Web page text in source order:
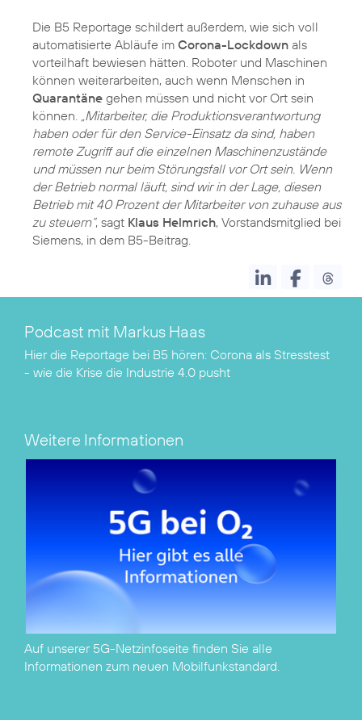
Die B5 Reportage schildert außerdem, wie sich voll
automatisierte Abläufe im Corona-Lockdown als
vorteilhaft bewiesen hätten. Roboter und Maschinen
können weiterarbeiten, auch wenn Menschen in
Quarantäne gehen müssen und nicht vor Ort sein
können.
„Mitarbeiter, die Produktionsverantwortung
haben oder für den Service-Einsatz da sind, haben
remote Zugriff auf die einzelnen Maschinenzustände
und müssen nur beim Störungsfall vor Ort sein. Wenn
der Betrieb normal läuft, sind wir in der Lage, diesen
Betrieb mit 40 Prozent der Mitarbeiter von zuhause aus
zu steuern“, sagt Klaus Helmrich, Vorstandsmitglied bei
Siemens, in dem B5-Beitrag.
Podcast mit Markus Haas
Hier die Reportage bei B5 hören: Corona als Stresstest
- wie die Krise die Industrie 4.0 pusht
Weitere Informationen
Auf unserer 5G-Netzinfoseite finden Sie alle
Informationen zum neuen Mobilfunkstandard.